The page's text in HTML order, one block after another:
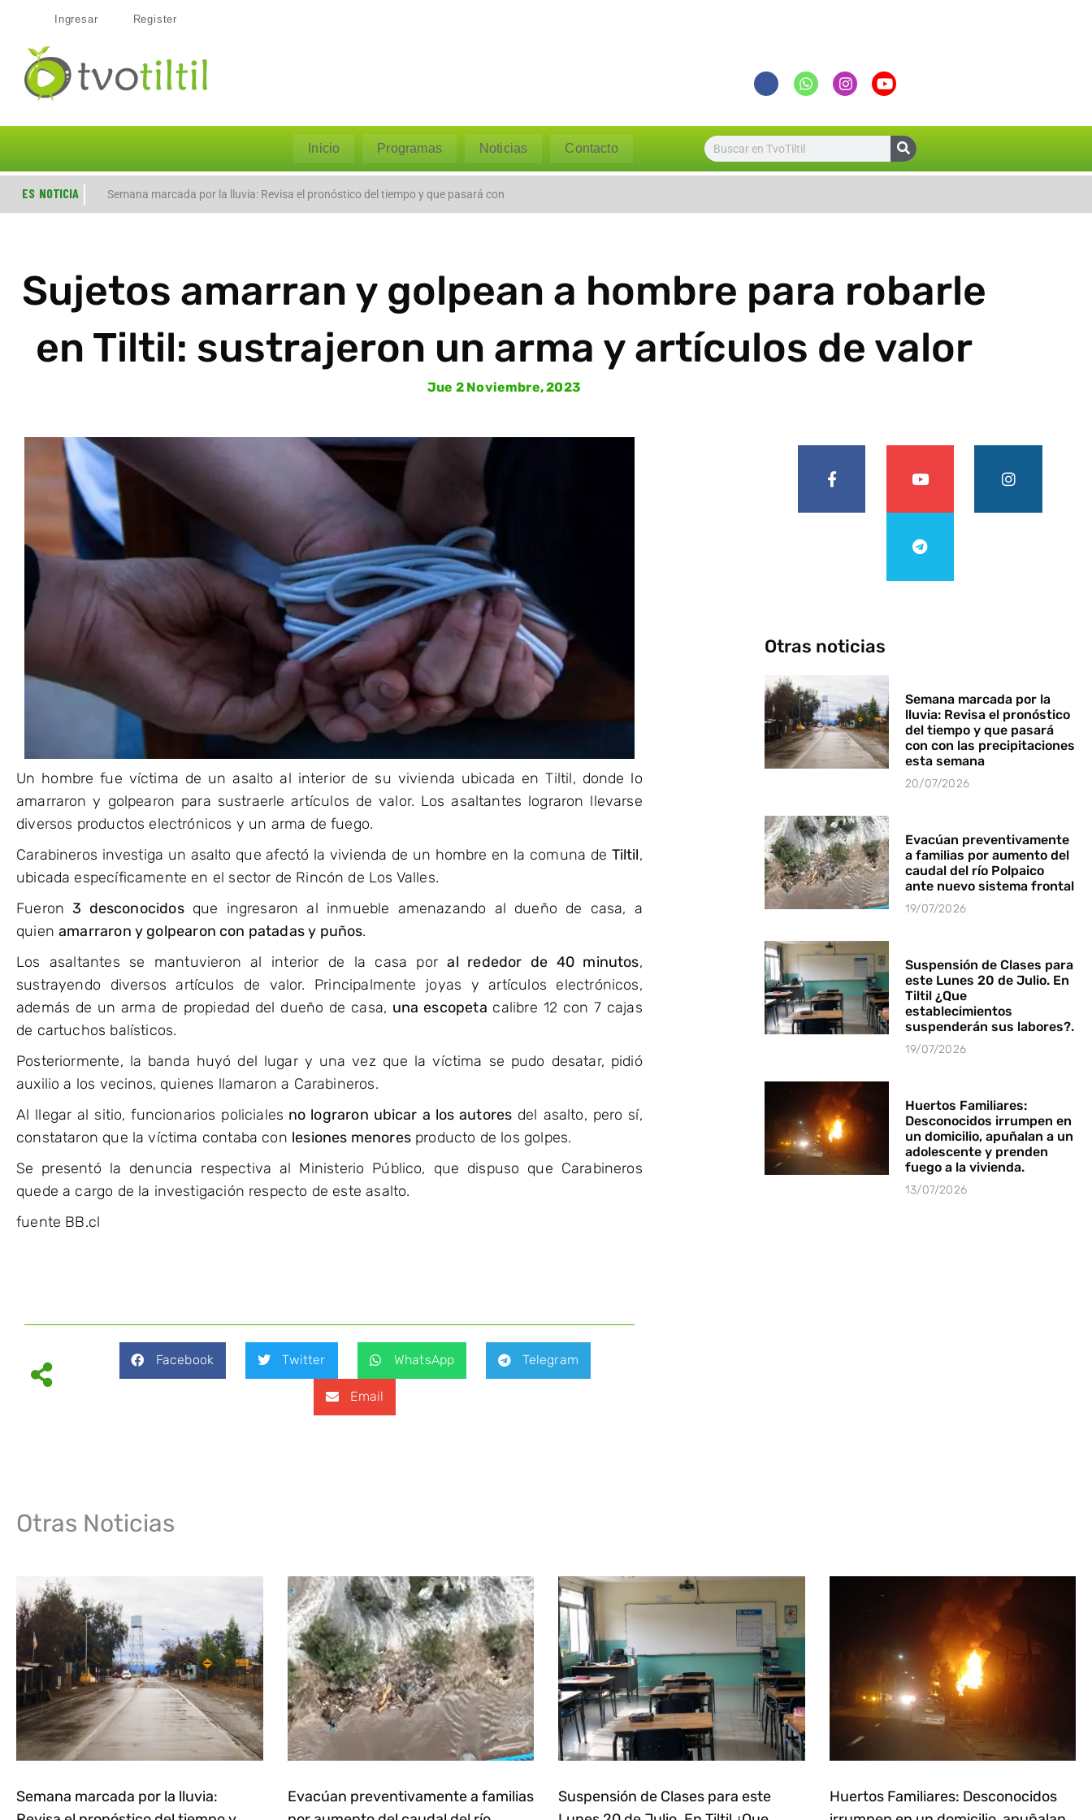
Ingresar Register
Inicio Programas Noticias Contacto
ES NOTICIA
Semana marcada por la lluvia: Revisa el pronóstico del tiempo y que pasará con
Evacúan preventivamente a familias por aumento del caudal del río Polpaico ant
Sujetos amarran y golpean a hombre para robarle
en Tiltil: sustrajeron un arma y artículos de valor
Jue 2 Noviembre, 2023
Un hombre fue víctima de un asalto al interior de su vivienda ubicada en Tiltil, donde lo
amarraron y golpearon para sustraerle artículos de valor. Los asaltantes lograron llevarse
diversos productos electrónicos y un arma de fuego.
Carabineros investiga un asalto que afectó la vivienda de un hombre en la comuna de Tiltil,
ubicada específicamente en el sector de Rincón de Los Valles.
Fueron3 desconocidosque ingresaron al inmueble amenazando al dueño de casa, a
quienamarraron y golpearon con patadas y puños.
Los asaltantes se mantuvieron al interior de la casa poral rededor de 40 minutos,
sustrayendo diversos artículos de valor. Principalmente joyas y artículos electrónicos,
además de un arma de propiedad del dueño de casa, una escopeta calibre 12 con 7 cajas
de cartuchos balísticos.
Posteriormente, la banda huyó del lugar y una vez que la víctima se pudo desatar, pidió
auxilio a los vecinos, quienes llamaron a Carabineros.
Al llegar al sitio, funcionarios policiales no lograron ubicar a los autores del asalto, pero sí,
constataron que la víctima contaba con lesiones menoresproducto de los golpes.
Se presentó la denuncia respectiva al Ministerio Público, que dispuso que Carabineros
quede a cargo de la investigación respecto de este asalto.
fuente BB.cl
Facebook Twitter WhatsApp Telegram
Email
Otras noticias
Semana marcada por la
lluvia: Revisa el pronóstico
del tiempo y que pasará
con con las precipitaciones
esta semana
20/07/2026
Evacúan preventivamente
a familias por aumento del
caudal del río Polpaico
ante nuevo sistema frontal
19/07/2026
Suspensión de Clases para
este Lunes 20 de Julio. En
Tiltil ¿Que
establecimientos
suspenderán sus labores?.
19/07/2026
Huertos Familiares:
Desconocidos irrumpen en
un domicilio, apuñalan a un
adolescente y prenden
fuego a la vivienda.
13/07/2026
Otras Noticias
Semana marcada por la lluvia:
Evacúan preventivamente a familias
Suspensión de Clases para este
Huertos Familiares: Desconocidos